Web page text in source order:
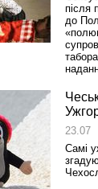
після
до
23.07
Самі